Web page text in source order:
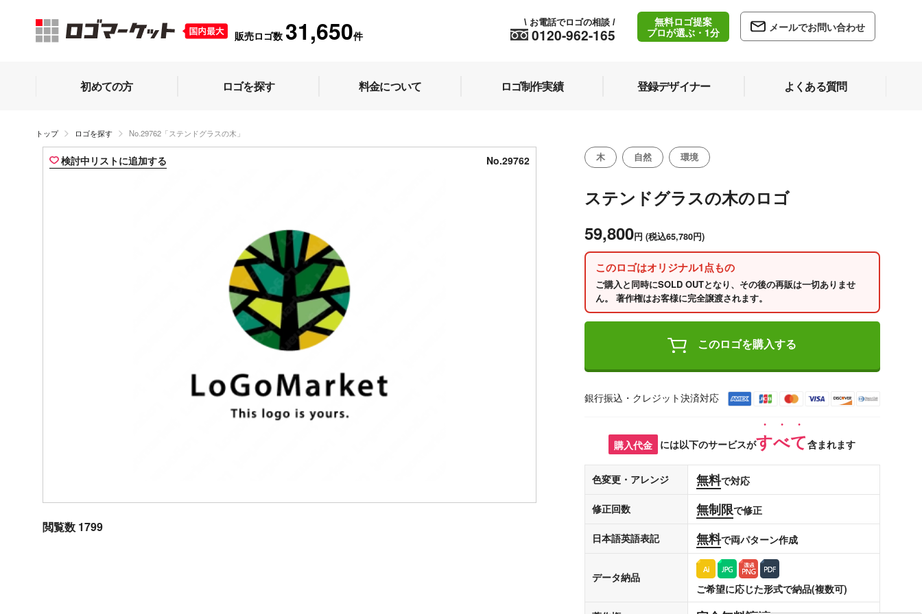
販売ロゴ数 31,650件 0120-962-165
\ お電話でロゴの相談 /
無料ロゴ提案
プロが選ぶ・1分
メールでお問い合わせ
初めての方 ロゴを探す 料金について ロゴ制作実績 登録デザイナー よくある質問
トップ ロゴを探す No.29762「ステンドグラスの木」
検討中リストに追加する No.29762
閲覧数 1799
木 自然 環境
ステンドグラスの木のロゴ
59,800円 (税込65,780円)
このロゴはオリジナル1点もの
ご購入と同時にSOLD OUTとなり、その後の再販は一切ありませ
ん。 著作権はお客様に完全譲渡されます。
このロゴを購入する
銀行振込・クレジット決済対応
購入代金 には以下のサービスがすべて含まれます
色変更・アレンジ 無料で対応
修正回数 無制限で修正
日本語英語表記 無料で両パターン作成
データ納品
ご希望に応じた形式で納品(複数可)